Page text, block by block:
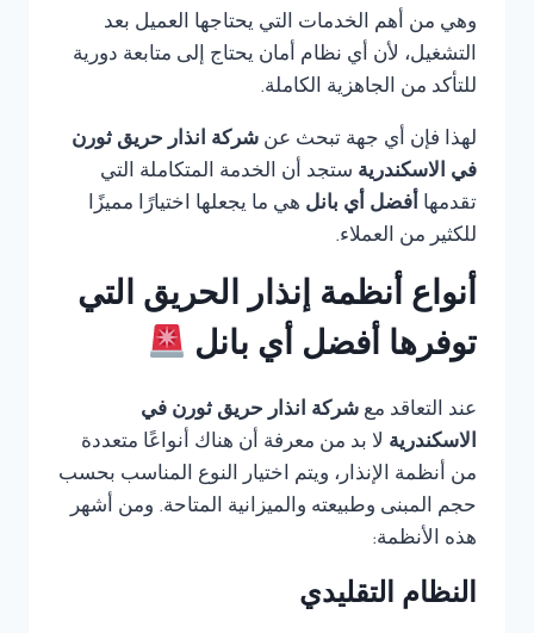
وهي من أهم الخدمات التي يحتاجها العميل بعد
التشغيل، لأن أي نظام أمان يحتاج إلى متابعة دورية
للتأكد من الجاهزية الكاملة.
لهذا فإن أي جهة تبحث عن شركة انذار حريق ثورن
في الاسكندرية ستجد أن الخدمة المتكاملة التي
تقدمها أفضل أي بانل هي ما يجعلها اختيارًا مميزًا
للكثير من العملاء.
أنواع أنظمة إنذار الحريق التي
توفرها أفضل أي بانل
عند التعاقد مع شركة انذار حريق ثورن في
الاسكندرية لا بد من معرفة أن هناك أنواعًا متعددة
من أنظمة الإنذار، ويتم اختيار النوع المناسب بحسب
حجم المبنى وطبيعته والميزانية المتاحة. ومن أشهر
هذه الأنظمة:
النظام التقليدي